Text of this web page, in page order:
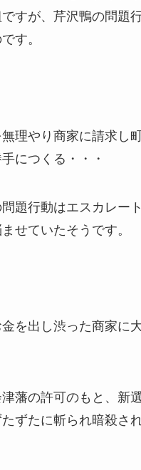
すが、芹沢鴨の問題
す。
理やり商家に請求し
につくる・・・
題行動はエスカレー
せていたそうです。
を出し渋った商家に
藩の許可のもと、新
ずたに斬られ暗殺さ